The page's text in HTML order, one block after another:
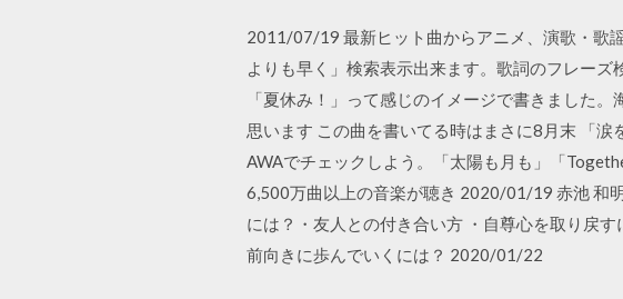
2011/07/19 最新ヒット曲からアニメ、演歌・歌
よりも早く」検索表示出来ます。歌詞のフレー
「夏休み！」って感じのイメージで書きました
思います この曲を書いてる時はまさに8月末 「
AWAでチェックしよう。「太陽も月も」「
6,500万曲以上の音楽が聴き 2020/01/19 赤池 和
には？・友人との付き合い方 ・自尊心を取り戻
前向きに歩んでいくには？ 2020/01/22